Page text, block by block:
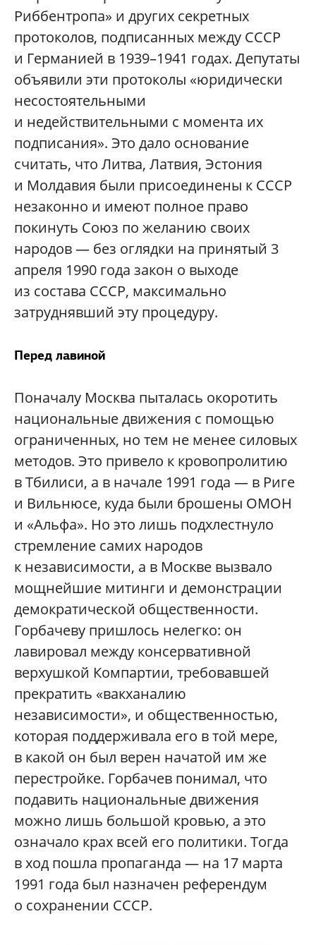
Риббентропа» и других секретных
протоколов, подписанных между СССР
и Германией в 1939–1941 годах. Депутаты
объявили эти протоколы «юридически
несостоятельными
и недействительными с момента их
подписания». Это дало основание
считать, что Литва, Латвия, Эстония
и Молдавия были присоединены к СССР
незаконно и имеют полное право
покинуть Союз по желанию своих
народов — без оглядки на принятый 3
апреля 1990 года закон о выходе
из состава СССР, максимально
затруднявший эту процедуру.
Перед лавиной
Поначалу Москва пыталась окоротить
национальные движения с помощью
ограниченных, но тем не менее силовых
методов. Это привело к кровопролитию
в Тбилиси, а в начале 1991 года — в Риге
и Вильнюсе, куда были брошены ОМОН
и «Альфа». Но это лишь подхлестнуло
стремление самих народов
к независимости, а в Москве вызвало
мощнейшие митинги и демонстрации
демократической общественности.
Горбачеву пришлось нелегко: он
лавировал между консервативной
верхушкой Компартии, требовавшей
прекратить «вакханалию
независимости», и общественностью,
которая поддерживала его в той мере,
в какой он был верен начатой им же
перестройке. Горбачев понимал, что
подавить национальные движения
можно лишь большой кровью, а это
означало крах всей его политики. Тогда
в ход пошла пропаганда — на 17 марта
1991 года был назначен референдум
о сохранении СССР.